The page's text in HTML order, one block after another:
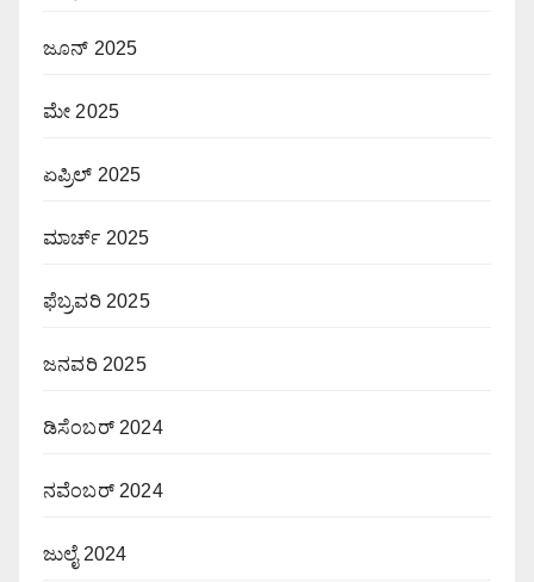
ಜೂನ್ 2025
ಮೇ 2025
ಏಪ್ರಿಲ್ 2025
ಮಾರ್ಚ್ 2025
ಫೆಬ್ರವರಿ 2025
ಜನವರಿ 2025
ಡಿಸೆಂಬರ್ 2024
ನವೆಂಬರ್ 2024
ಜುಲೈ 2024